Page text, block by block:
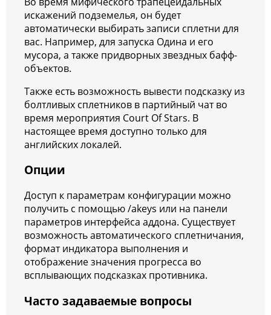
искажений подземелья, он будет
автоматически выбирать записи сплетни для
вас. Например, для запуска Одина и его
мусора, а также придворных звездных бафф-
объектов.
Также есть возможность вывести подсказку из
болтливых сплетников в партийный чат во
время мероприятия Court Of Stars. В
настоящее время доступно только для
английских локалей.
Опции
Доступ к параметрам конфигурации можно
получить с помощью /akeys или на панели
параметров интерфейса аддона. Существует
возможность автоматического сплетничания,
формат индикатора выполнения и
отображение значения прогресса во
всплывающих подсказках противника.
Часто задаваемые вопросы